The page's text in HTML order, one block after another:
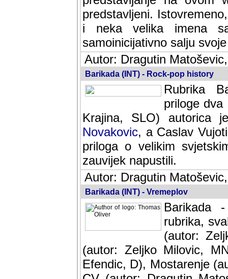
predstavljeni.
i neka velika imena
samoinicijativno salju
Autor: Dragutin
Barikada (INT) - Rock-pop history
Rubrika
dva
SLO) autorica je velikog
Caslav Vujotic
velikim svjetskim
napustili.
Autor: Dragutin
Barikada (INT) - Vremeplov
Barikada
rubrika,
(autor:
(autor: Zeljko Milovic,
Efendic, D), Mostarenje